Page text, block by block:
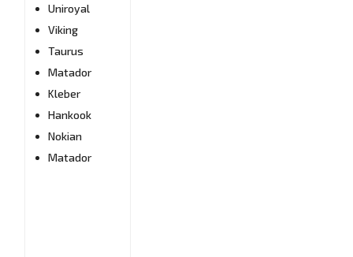
Uniroyal
Viking
Taurus
Matador
Kleber
Hankook
Nokian
Matador